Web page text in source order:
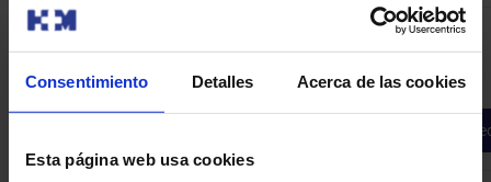
Consentimiento Detalles Acerca de las cookies
Esta página web usa cookies
Presencial